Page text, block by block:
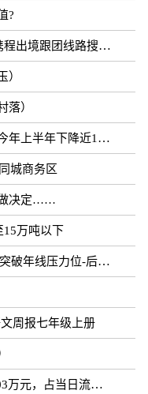
?
团线路搜索涨超20倍
）
落）
面迈入“高铁时代”，轨道沿线隆起大产业带
城商务区
做决定……
15万吨以下
-后市看多（涨）（08-10）
周报七年级上册
日流出金额的0.41%